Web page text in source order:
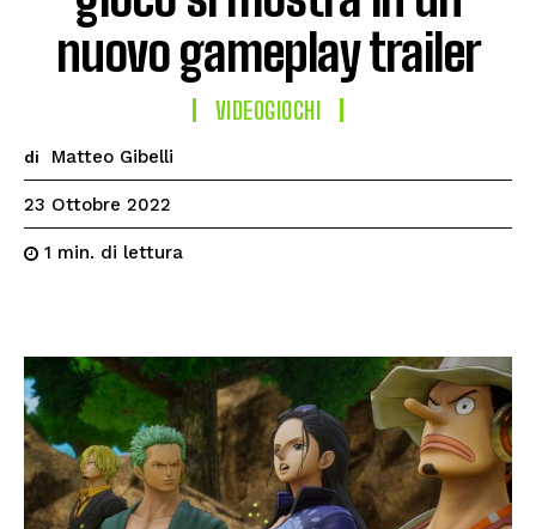
nuovo gameplay trailer
VIDEOGIOCHI
di Matteo Gibelli
23 Ottobre 2022
1 min. di lettura